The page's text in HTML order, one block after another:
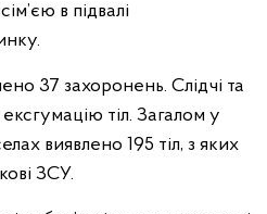
в підвалі
37 захоронень. Слідчі та
тіл. Загалом у
виявлено 195 тіл, з яких
ЗСУ.